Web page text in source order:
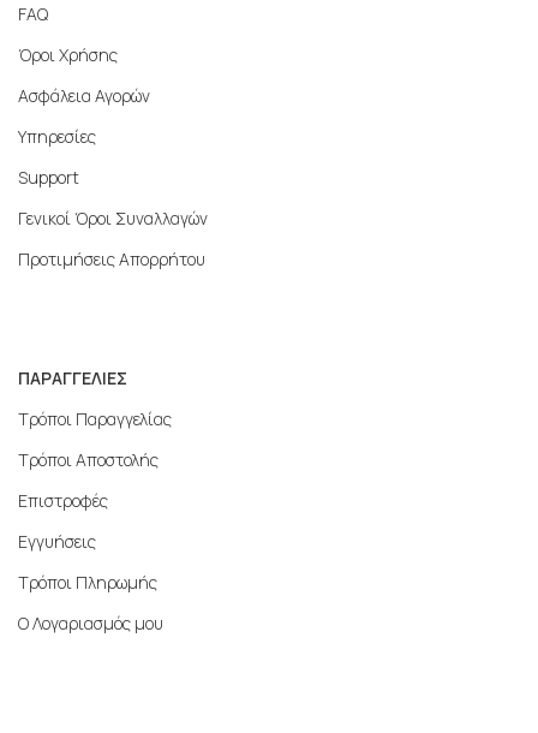
FAQ
Όροι Χρήσης
Ασφάλεια Αγορών
Υπηρεσίες
Support
Γενικοί Όροι Συναλλαγών
Προτιμήσεις Απορρήτου
ΠΑΡΑΓΓΕΛΙΕΣ
Τρόποι Παραγγελίας
Τρόποι Αποστολής
Επιστροφές
Εγγυήσεις
Τρόποι Πληρωμής
Ο Λογαριασμός μου